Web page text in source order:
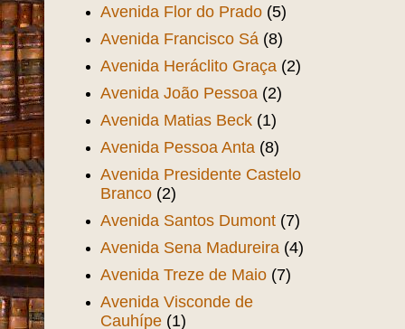
Avenida Flor do Prado (5)
Avenida Francisco Sá (8)
Avenida Heráclito Graça (2)
Avenida João Pessoa (2)
Avenida Matias Beck (1)
Avenida Pessoa Anta (8)
Avenida Presidente Castelo
Branco (2)
Avenida Santos Dumont (7)
Avenida Sena Madureira (4)
Avenida Treze de Maio (7)
Avenida Visconde de
Cauhípe (1)